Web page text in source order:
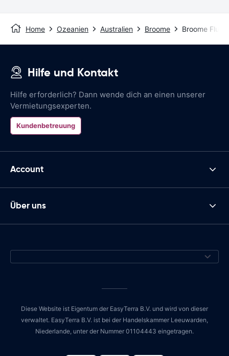
Home Ozeanien Australien Broome Broome
Hilfe und Kontakt
Hilfe erforderlich? Dann wende dich an einen unserer
Vermietungsexperten.
Kundenbetreuung
Account
Über uns
Diese Website ist Eigentum der EasyTerra B.V. und wird von dieser
verwaltet. EasyTerra B.V. ist bei der Handelskammer Leeuwarden,
Niederlande, unter der Nummer 01104443 eingetragen.